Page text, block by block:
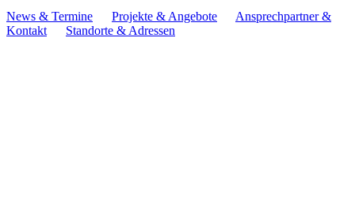
News & Termine
Projekte & Angebote
Ansprechpartner &
Kontakt
Standorte & Adressen